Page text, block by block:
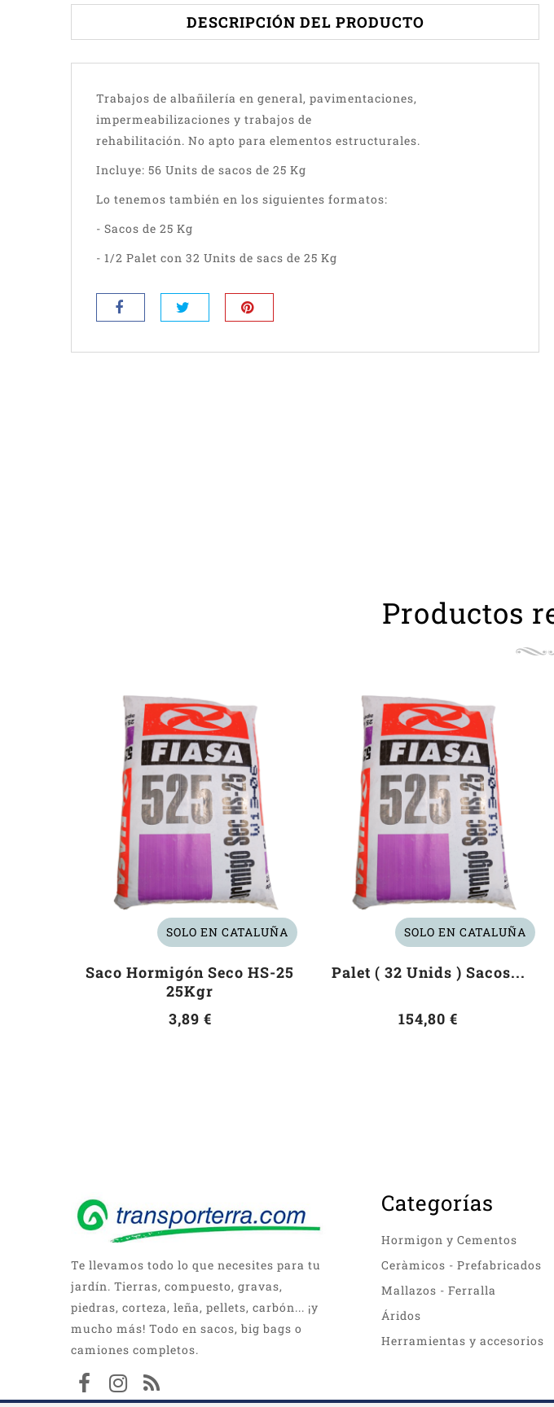
DESCRIPCIÓN DEL PRODUCTO
Trabajos de albañilería en general, pavimentaciones,
impermeabilizaciones y trabajos de
rehabilitación. No apto para elementos estructurales.
Incluye: 56 Units de sacos de 25 Kg
Lo tenemos también en los siguientes formatos:
- Sacos de 25 Kg
- 1/2 Palet con 32 Units de sacs de 25 Kg
Productos
SOLO EN CATALUÑA
Saco Hormigón Seco HS-25
25Kgr
3,89 €
SOLO EN CATALUÑA
Palet ( 32 Unids ) Sacos...
154,80 €
Te llevamos todo lo que necesites para tu
jardín. Tierras, compuesto, gravas,
piedras, corteza, leña, pellets, carbón... ¡y
mucho más! Todo en sacos, big bags o
camiones completos.
Categorías
Hormigon y Cementos
Ceràmicos - Prefabricados
Mallazos - Ferralla
Áridos
Herramientas y accesorios